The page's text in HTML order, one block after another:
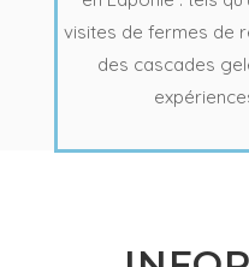
visites de fermes de
des cascades